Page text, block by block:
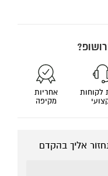
לקוחות
אחריות
מקיפה
אליך בהקדם